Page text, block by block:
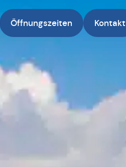
Öffnungszeiten Kontakt